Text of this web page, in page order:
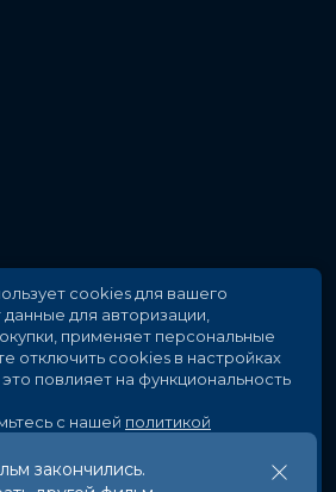
закончились.
cookies для вашего
для авторизации,
применяет персональные
отключить cookies в настройках
повлияет на функциональность
с нашей политикой